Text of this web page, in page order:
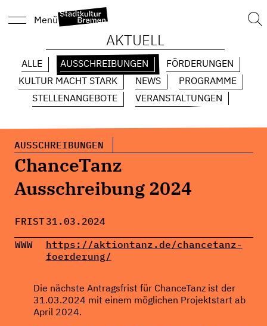
Menü
AKTUELL
ALLE AUSSCHREIBUNGEN
FÖRDERUNGEN
KULTUR MACHT STARK
NEWS
PROGRAMME
STELLENANGEBOTE
VERANSTALTUNGEN
AUSSCHREIBUNGEN
ChanceTanz
Ausschreibung 2024
FRIST31.03.2024
WWW
https://aktiontanz.de/chancetanz-
foerderung/
Die nächste Antragsfrist für ChanceTanz ist der
31.03.2024 mit einem möglichen Projektstart ab
April 2024.